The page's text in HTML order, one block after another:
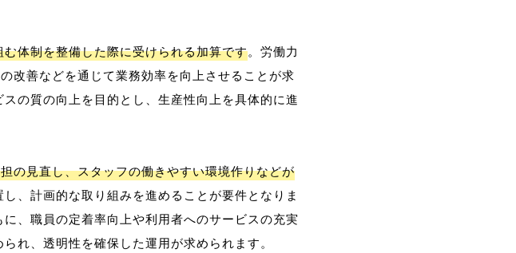
体制を整備した際に受けられる加算です。労働力
改善などを通じて業務効率を向上させることが求
の質の向上を目的とし、生産性向上を具体的に進
の見直し、スタッフの働きやすい環境作りなどが
、計画的な取り組みを進めることが要件となりま
、職員の定着率向上や利用者へのサービスの充実